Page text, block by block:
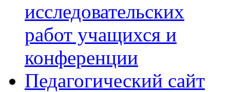
исследовательских
работ учащихся и
конференции
Педагогический сайт